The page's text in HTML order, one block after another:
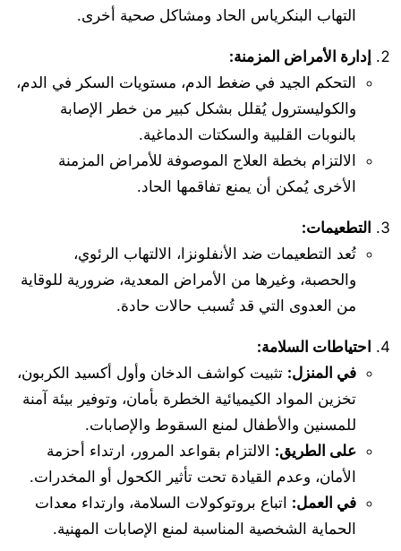
التهاب البنكرياس الحاد ومشاكل صحية أخرى.
إدارة الأمراض المزمنة:
التحكم الجيد في ضغط الدم، مستويات السكر في الدم،
والكوليسترول يُقلل بشكل كبير من خطر الإصابة
بالنوبات القلبية والسكتات الدماغية.
الالتزام بخطة العلاج الموصوفة للأمراض المزمنة
الأخرى يُمكن أن يمنع تفاقمها الحاد.
التطعيمات:
تُعد التطعيمات ضد الأنفلونزا، الالتهاب الرئوي،
والحصبة، وغيرها من الأمراض المعدية، ضرورية للوقاية
من العدوى التي قد تُسبب حالات حادة.
احتياطات السلامة:
في المنزل: تثبيت كواشف الدخان وأول أكسيد الكربون،
تخزين المواد الكيميائية الخطرة بأمان، وتوفير بيئة آمنة
للمسنين والأطفال لمنع السقوط والإصابات.
على الطريق: الالتزام بقواعد المرور، ارتداء أحزمة
الأمان، وعدم القيادة تحت تأثير الكحول أو المخدرات.
في العمل: اتباع بروتوكولات السلامة، وارتداء معدات
الحماية الشخصية المناسبة لمنع الإصابات المهنية.